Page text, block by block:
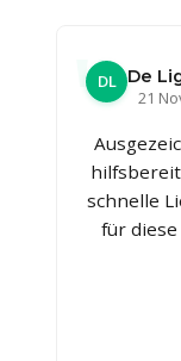
DL De
21
schnelle
für diese